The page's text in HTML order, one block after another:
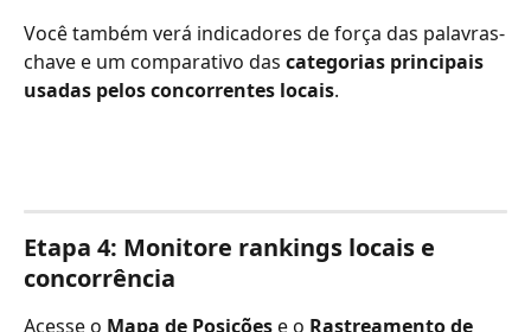
Você também verá indicadores de força das palavras-
chave e um comparativo das categorias principais
usadas pelos concorrentes locais.
Etapa 4: Monitore rankings locais e
concorrência
Acesse o Mapa de Posições e o Rastreamento de